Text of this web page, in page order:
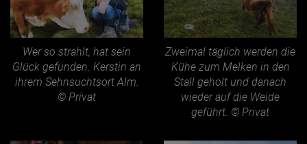
Wer so strahlt, hat sein
Glück gefunden. Kerstin an
ihrem Sehnsuchtsort Alm.
© Privat
Zweimal täglich werden die
Kühe zum Melken in den
Stall geholt und danach
wieder auf die Weide
geführt. © Privat